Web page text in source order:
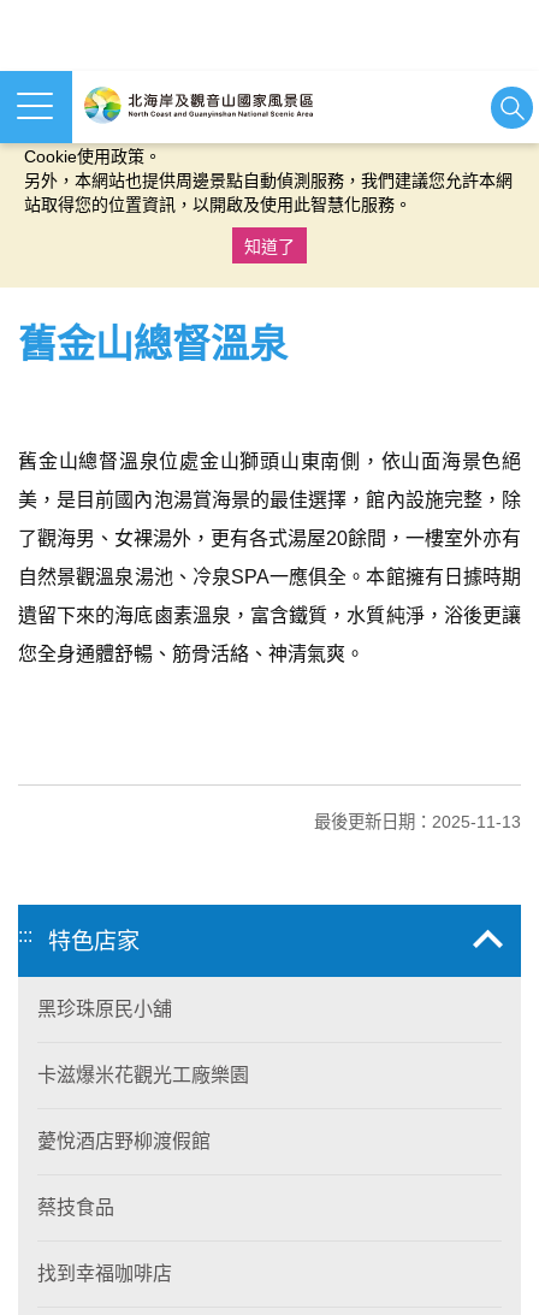
本網站使用cookies等相關技術以持續優化網站服務，並有助於為
Cookie使用政策。
另外，本網站也提供周邊景點自動偵測服務，我們建議您允許本網
站取得您的位置資訊，以開啟及使用此智慧化服務。
知道了
舊金山總督溫泉
舊金山總督溫泉位處金山獅頭山東南側，依山面海景色絕
美，是目前國內泡湯賞海景的最佳選擇，館內設施完整，除
了觀海男、女裸湯外，更有各式湯屋20餘間，一樓室外亦有
自然景觀溫泉湯池、冷泉SPA一應俱全。本館擁有日據時期
遺留下來的海底鹵素溫泉，富含鐵質，水質純淨，浴後更讓
您全身通體舒暢、筋骨活絡、神清氣爽。
最後更新日期：2025-11-13
::: 特色店家
黑珍珠原民小舖
卡滋爆米花觀光工廠樂園
薆悅酒店野柳渡假館
蔡技食品
找到幸福咖啡店